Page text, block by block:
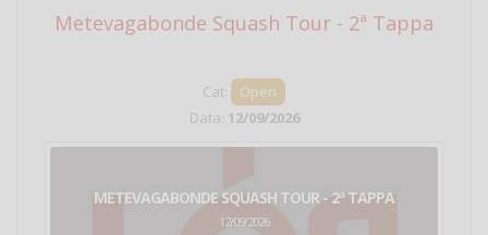
Metevagabonde Squash Tour - 2ª Tappa
Cat:
Open
Data: 12/09/2026
METEVAGABONDE SQUASH TOUR - 2ª TAPPA
12/09/2026